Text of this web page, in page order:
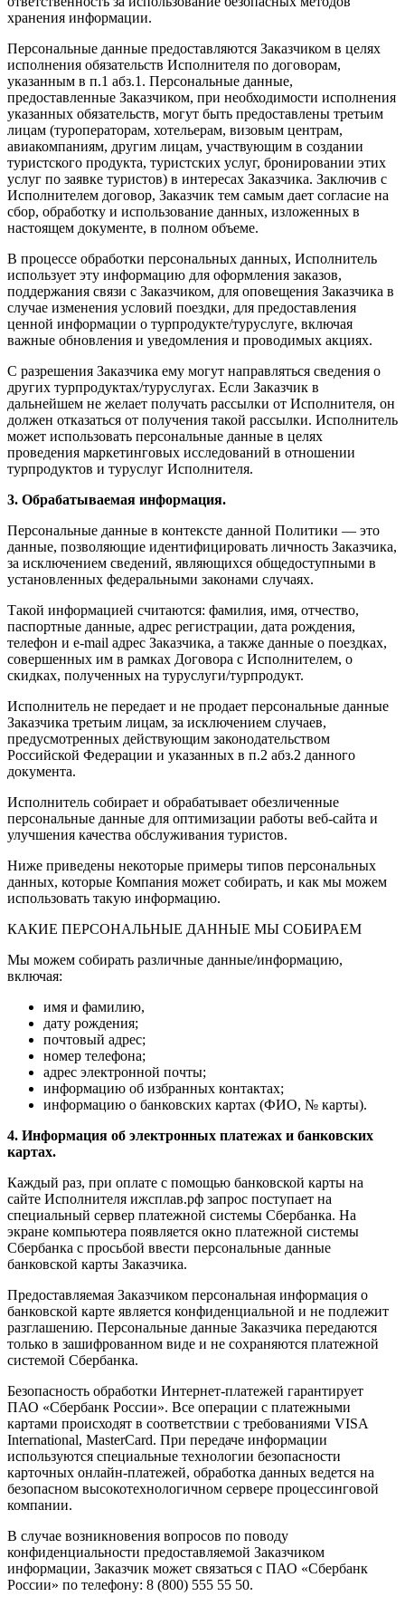
хранения информации.
Персональные данные предоставляются Заказчиком в целях
исполнения обязательств Исполнителя по договорам,
указанным в п.1 абз.1. Персональные данные,
предоставленные Заказчиком, при необходимости исполнения
указанных обязательств, могут быть предоставлены третьим
лицам (туроператорам, хотельерам, визовым центрам,
авиакомпаниям, другим лицам, участвующим в создании
туристского продукта, туристских услуг, бронировании этих
услуг по заявке туристов) в интересах Заказчика. Заключив с
Исполнителем договор, Заказчик тем самым дает согласие на
сбор, обработку и использование данных, изложенных в
настоящем документе, в полном объеме.
В процессе обработки персональных данных, Исполнитель
использует эту информацию для оформления заказов,
поддержания связи с Заказчиком, для оповещения Заказчика в
случае изменения условий поездки, для предоставления
ценной информации о турпродукте/туруслуге, включая
важные обновления и уведомления и проводимых акциях.
С разрешения Заказчика ему могут направляться сведения о
других турпродуктах/туруслугах. Если Заказчик в
дальнейшем не желает получать рассылки от Исполнителя, он
должен отказаться от получения такой рассылки. Исполнитель
может использовать персональные данные в целях
проведения маркетинговых исследований в отношении
турпродуктов и туруслуг Исполнителя.
3. Обрабатываемая информация.
Персональные данные в контексте данной Политики — это
данные, позволяющие идентифицировать личность Заказчика,
за исключением сведений, являющихся общедоступными в
установленных федеральными законами случаях.
Такой информацией считаются: фамилия, имя, отчество,
паспортные данные, адрес регистрации, дата рождения,
телефон и e-mail адрес Заказчика, а также данные о поездках,
совершенных им в рамках Договора с Исполнителем, о
скидках, полученных на туруслуги/турпродукт.
Исполнитель не передает и не продает персональные данные
Заказчика третьим лицам, за исключением случаев,
предусмотренных действующим законодательством
Российской Федерации и указанных в п.2 абз.2 данного
документа.
Исполнитель собирает и обрабатывает обезличенные
персональные данные для оптимизации работы веб-сайта и
улучшения качества обслуживания туристов.
Ниже приведены некоторые примеры типов персональных
данных, которые Компания может собирать, и как мы можем
использовать такую информацию.
КАКИЕ ПЕРСОНАЛЬНЫЕ ДАННЫЕ МЫ СОБИРАЕМ
Мы можем собирать различные данные/информацию,
включая:
имя и фамилию,
дату рождения;
почтовый адрес;
номер телефона;
адрес электронной почты;
информацию об избранных контактах;
информацию о банковских картах (ФИО, № карты).
4. Информация об электронных платежах и банковских
картах.
Каждый раз, при оплате с помощью банковской карты на
сайте Исполнителя ижсплав.рф запрос поступает на
специальный сервер платежной системы Сбербанка. На
экране компьютера появляется окно платежной системы
Сбербанка с просьбой ввести персональные данные
банковской карты Заказчика.
Предоставляемая Заказчиком персональная информация о
банковской карте является конфиденциальной и не подлежит
разглашению. Персональные данные Заказчика передаются
только в зашифрованном виде и не сохраняются платежной
системой Сбербанка.
Безопасность обработки Интернет-платежей гарантирует
ПАО «Сбербанк России». Все операции с платежными
картами происходят в соответствии с требованиями VISA
International, MasterCard. При передаче информации
используются специальные технологии безопасности
карточных онлайн-платежей, обработка данных ведется на
безопасном высокотехнологичном сервере процессинговой
компании.
В случае возникновения вопросов по поводу
конфиденциальности предоставляемой Заказчиком
информации, Заказчик может связаться с ПАО «Сбербанк
России» по телефону: 8 (800) 555 55 50.